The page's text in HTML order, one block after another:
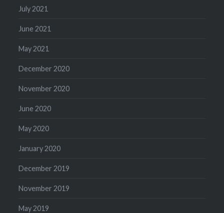
July 2021
June 2021
May 2021
December 2020
November 2020
June 2020
May 2020
January 2020
December 2019
November 2019
May 2019